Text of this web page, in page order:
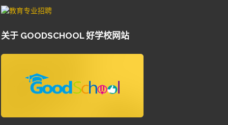
关于 GOODSCHOOL 好学校网站